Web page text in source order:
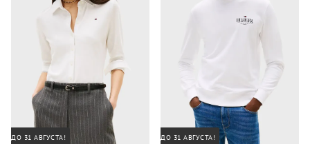
ДО 31 АВГУСТА! ДО 31 АВГУСТА!